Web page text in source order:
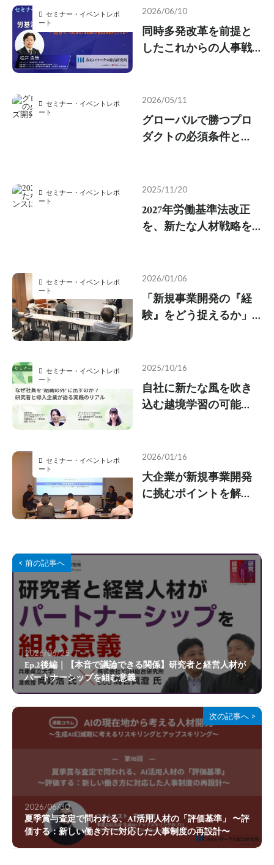
セミナー・イベントレポ
ート
2026/06/10
同時多発改革を前提と
したこれからの人事戦
のロードマップを描け
るかが鍵
セミナー・イベントレポ
ート
2026/05/11
グローバルで勝つプロ
ダクトの必須条件と
説
セミナー・イベントレポ
ート
2025/11/20
2027年労働基準法改正
を、新たな人材戦略を
セミナー・イベントレポ
ート
2026/01/06
「新規事業開発の『経
験』をどう捉えるか」
に活かす仕組み作りを
解説
セミナー・イベントレポ
ート
2025/10/16
自社に新たな風を吹き
込む越境学習の可能
セミナー・イベントレポ
ート
2026/01/16
大企業が新規事業開発
に挑むポイントを解
< 前の記事へ
2026/06/25
Ep.2後編｜【本音で議論できる関係】研究者と経営人材が
パートナーシップを組む意義
次の記事へ >
2026/06/30
夏季賞与査定で問われる、AI活用人材の「評価基準」 〜評
価する：新しい働き方に対応した人事制度の再設計〜